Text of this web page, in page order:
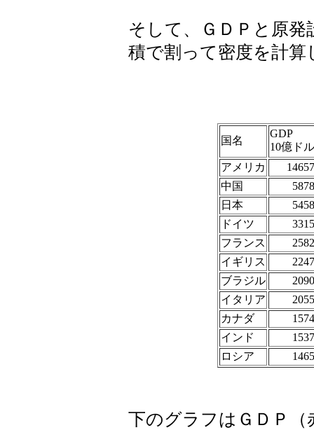
そして、ＧＤＰと原
積で割って密度を計算
国名
GDP
10億ドル
アメリカ
14657
中国
5878
日本
5458
ドイツ
3315
フランス
2582
イギリス
2247
ブラジル
2090
イタリア
2055
カナダ
1574
インド
1537
ロシア
1465
下のグラフはＧＤＰ（